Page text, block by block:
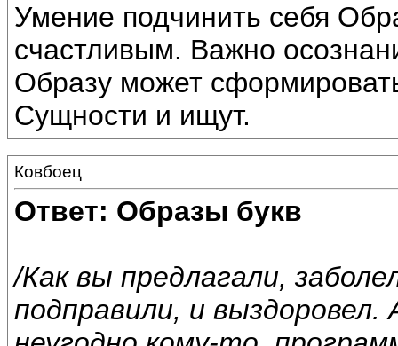
Умение подчинить себя
счастливым. Важно
Образу может
Сущности и ищут.
Ковбоец
Ответ: Образы букв
/Как вы предлагали,
подправили, и